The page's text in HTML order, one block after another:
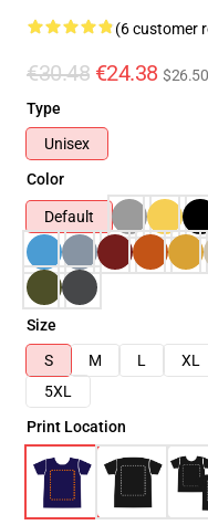
(6 customer
€30.48 €24.38 $26.50
Type
Unisex
Color
Default
Size
S
M L XL
5XL
Print Location